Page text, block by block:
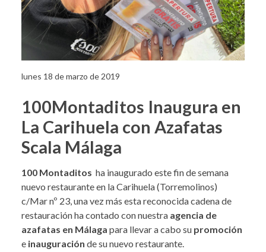
lunes 18 de marzo de 2019
100Montaditos Inaugura en
La Carihuela con Azafatas
Scala Málaga
100 Montaditos ha inaugurado este fin de semana
nuevo restaurante en la Carihuela (Torremolinos)
c/Mar nº 23, una vez más esta reconocida cadena de
restauración ha contado con nuestra agencia de
azafatas en Málaga para llevar a cabo su promoción
e inauguración de su nuevo restaurante.